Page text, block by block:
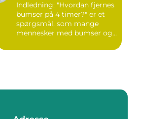
Indledning: "Hvordan fjernes
bumser på 4 timer?" er et
spørgsmål, som mange
mennesker med bumser og...